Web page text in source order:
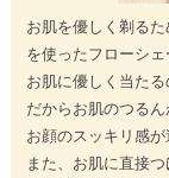
お肌を優しく剃る
を使ったフローシェ
お肌に優しく当たる
だからお肌のつるん
お顔のスッキリ感が
また、お肌に直接つ